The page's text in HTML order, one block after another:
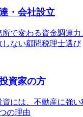
・会社設立
所で変わる資金調達力
しない顧問税理士選び
資家の方
資には、不動産に強
の理由